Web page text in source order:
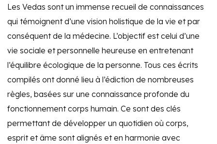
Les Vedas sont un immense recueil de connaissances
qui témoignent d’une vision holistique de la vie et par
conséquent de la médecine. L’objectif est celui d’une
vie sociale et personnelle heureuse en entretenant
l’équilibre écologique de la personne. Tous ces écrits
compilés ont donné lieu à l’édiction de nombreuses
règles, basées sur une connaissance profonde du
fonctionnement corps humain. Ce sont des clés
permettant de développer un quotidien où corps,
esprit et âme sont alignés et en harmonie avec